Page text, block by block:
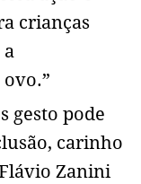
crianças
a
gesto pode
carinho
Zanini